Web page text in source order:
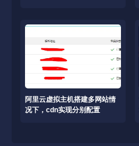
阿里云虚拟主机搭建多网站情
况下，cdn实现分别配置